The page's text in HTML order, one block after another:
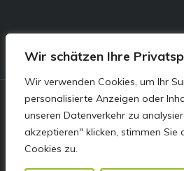
Wir schätzen Ihre
Wir verwenden Cookies, um Ihr
personalisierte Anzeigen oder
unseren Datenverkehr zu
akzeptieren" klicken, stimmen Sie
Cookies zu.
© E&S Motors GmbH,
Linzer Straße 83 4240
Freistadt